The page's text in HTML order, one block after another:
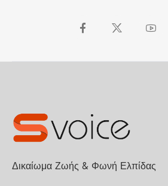
Δικαίωμα Ζωής & Φωνή Ελπίδας